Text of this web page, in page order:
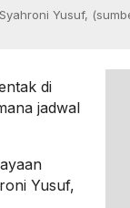
Yusuf,
di
jadwal
Yusuf,